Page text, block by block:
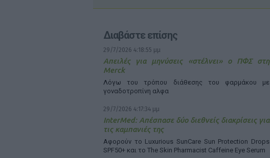
Διαβάστε επίσης
29/7/2026 4:18:55 μμ
Απειλές για μηνύσεις «στέλνει» ο ΠΦΣ στη
Merck
Λόγω του τρόπου διάθεσης του φαρμάκου με
γοναδοτροπίνη αλφα
29/7/2026 4:17:34 μμ
InterMed: Απέσπασε δύο διεθνείς διακρίσεις για
τις καμπανιές της
Αφορούν το Luxurious SunCare Sun Protection Drops
SPF50+ και το The Skin Pharmacist Caffeine Eye Serum